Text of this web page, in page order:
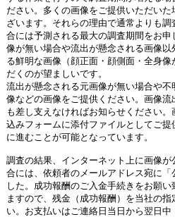
ださい。多くの画像をご提供いただい
ざいます。それらの理由で通常よりも
合には予測される最大の調査期間をお
像が無い場合や流出が懸念される画像
る鮮明な画像（顔正面・顔側面・全身
だくのが望ましいです。
流出が懸念される元画像が無い場合や
像などの画像をご提供ください。画像
も差し支えなければお知らせください
込みフォームに添付ファイルとしてご
に進むことが可能となっています。
調査の結果、インターネット上に画像
合には、依頼者のメールアドレス宛に
した。成功報酬のご入金手続きをお願
ますので、残金（成功報酬）を当社の
い。お支払いはご連絡日当日から翌日